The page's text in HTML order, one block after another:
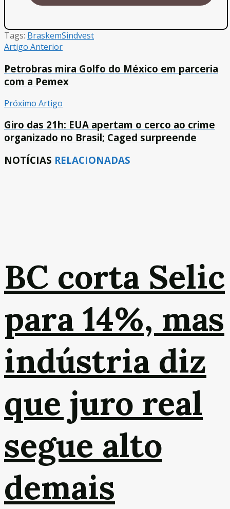
Tags: BraskemSindvest
Artigo Anterior
Petrobras mira Golfo do México em parceria
com a Pemex
Próximo Artigo
Giro das 21h: EUA apertam o cerco ao crime
organizado no Brasil; Caged surpreende
NOTÍCIAS RELACIONADAS
BC corta Selic
para 14%, mas
indústria diz
que juro real
segue alto
demais